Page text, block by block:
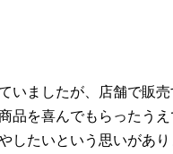
いましたが、店舗で販売
品を喜んでもらったうえ
したいという思いがあり